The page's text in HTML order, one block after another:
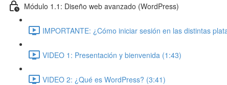
Módulo 1.1: Diseño web avanzado (WordPress)
IMPORTANTE: ¿Cómo iniciar sesión en las distintas
VIDEO 1: Presentación y bienvenida (1:43)
VIDEO 2: ¿Qué es WordPress? (3:41)